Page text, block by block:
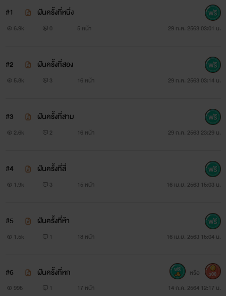
8.ช่วยคอมเม้นต์ แสดงความคิดเห็นกันมาเยอะๆ นะคะเพื่อเป็น
กำลังใจให้นักเขียน อาจจะไม่ค่อยตอบเม้นต์แต่อ่านหมดจริงๆ นะ
“ครับสวัสดี...คุณคือ...?”
“อย่าไปยุ่งกีบพี่อัฐมากนะ เขาจะจีบกัญนะรู้ตัวไหม?"
#1 ฝันครั้งที่หนึ่ง
6.9k 0 5 หน้า 29 ก.ค. 2563 03:01 น.
#2 ฝันครั้งที่สอง
5.8k 3 16 หน้า 29 ก.ค. 2563 03:14 น.
#3 ฝันครั้งที่สาม
2.6k 2 16 หน้า 29 ก.ค. 2563 23:29 น.
#4 ฝันครั้งที่สี่
1.9k 3 15 หน้า 16 เม.ย. 2563 15:03 น.
#5 ฝันครั้งที่ห้า
1.5k 1 18 หน้า 16 เม.ย. 2563 15:04 น.
#6 ฝันครั้งที่หก
995 1 17 หน้า 14 ก.ค. 2564 12:17 น.
หรือ 300